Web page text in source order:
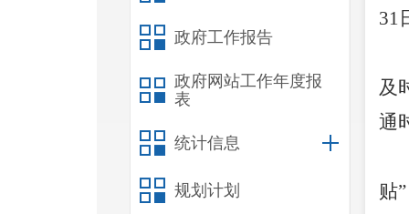
政府工作报告
政府网站工作年度报
表
统计信息
规划计划
31
及
通
贴”